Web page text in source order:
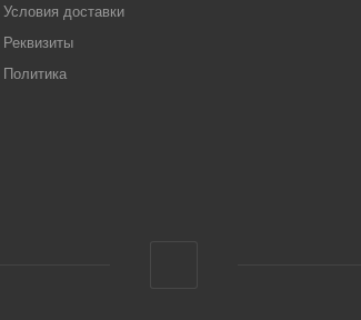
Условия доставки
Реквизиты
Политика